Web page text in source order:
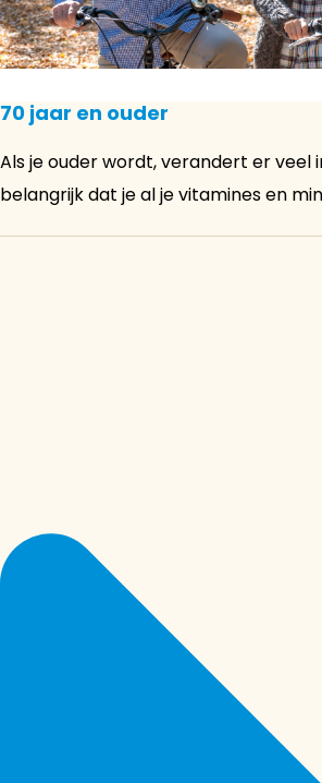
70 jaar en ouder
Als je ouder wordt, verandert er veel
belangrijk dat je al je vitamines en